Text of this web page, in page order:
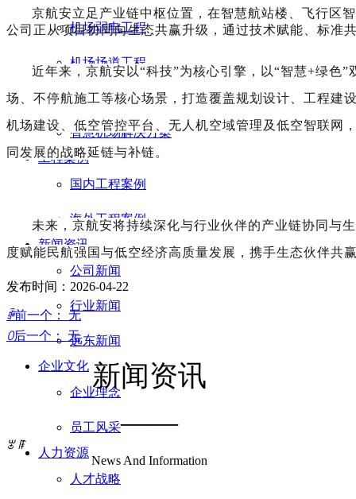
机场弱电工程
机场场道工程
机电设备工程
智慧机场解决方案
工程案例
国内工程案例
海外工程案例
新闻资讯
公司新闻
行业新闻
远东新闻
企业文化
企业理念
员工风采
人力资源
人才战略
京航安立足产业链中枢位置，在智慧航站楼、飞行区
公司正从项目协同向生态共赢升级，通过技术赋能、标准
近年来，京航安以“科技”为核心引擎，以“智慧+绿色
场、不停航施工等核心场景，打造覆盖规划设计、工程建
机场建设、低空管控平台、无人机空域管理及低空智联网
同发展的战略延链与补链。
未来，京航安将持续深化与行业伙伴的产业链协同与
度赋能民航强国与低空经济高质量发展，携手生态伙伴共
发布时间： 2026-04-22
ꄴ前一个：
无
ꄲ后一个： 无
新闻资讯
——
News And Information
ꂃ ꁹ